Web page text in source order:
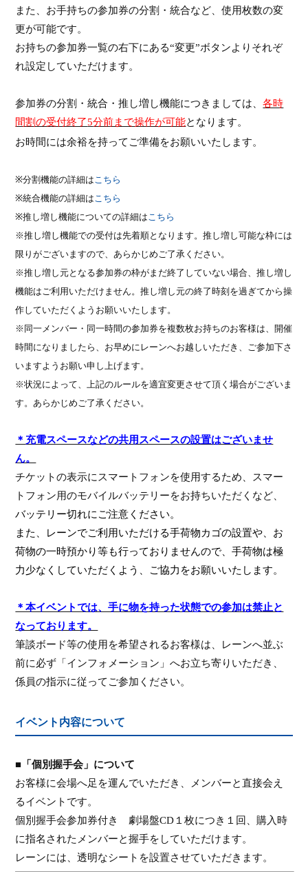
また、 お手持ちの参加券の分割・統合など、使用枚数の変
更が可能です。
お持ちの参加券一覧の右下にある“変更”ボタンよりそれぞ
れ設定していただけます。
参加券の分割・統合・推し増し機能につきましては、各時
間割の受付終了5分前まで操作が可能となります。
お時間には余裕を持ってご準備をお願いいたします。
※分割機能の詳細は こちら
※統合機能の詳細は こちら
※推し増し機能についての詳細は こちら
※推し増し機能での受付は先着順となります。推し増し可能な枠には
限りがございますので、あらかじめご了承ください。
※推し増し元となる参加券の枠がまだ終了していない場合、推し増し
機能はご利用いただけません。推し増し元の終了時刻を過ぎてから操
作していただくようお願いいたします。
※同一メンバー・同一時間の参加券を複数枚お持ちのお客様は、開催
時間になりましたら、お早めにレーンへお越しいただき、ご参加下さ
いますようお願い申し上げます。
※状況によって、上記のルールを適宜変更させて頂く場合がございま
す。あらかじめご了承ください。
＊ 充電スペースなどの共用スペースの設置はございませ
ん。
チケットの表示にスマートフォンを使用するため、スマー
トフォン用のモバイルバッテリーをお持ちいただくなど、
バッテリー切れにご注意ください。
また、レーンでご利用いただける手荷物カゴの設置や、お
荷物の一時預かり等も行っておりませんので、手荷物は極
力少なくしていただくよう、ご協力をお願いいたします。
＊本イベントでは、手に物を持った状態での参加は禁止と
なっております。
筆談ボード等の使用を希望されるお客様は、レーンへ並ぶ
前に必ず「インフォメーション」へお立ち寄りいただき、
係員の指示に従ってご参加ください。
イベント内容について
■「個別握手会」について
お客様に会場へ足を運んでいただき、メンバーと直接会え
るイベントです。
個別握手会参加券付き 劇場盤CD１枚につき１回、購入時
に指名されたメンバーと握手をしていただけます。
レーンには、透明なシートを設置させていただきます。